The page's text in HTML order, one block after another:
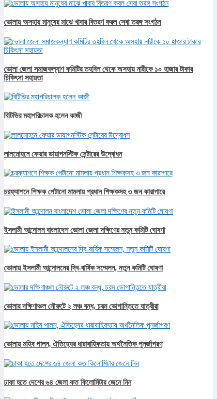
ভোলায় অসহায় মানুষের মাঝে খাবার বিতরণ করল সেবা তরঙ্গ সংগঠন
ভোলা জেলা সমাজকল্যাণ কমিটির তহবিল থেকে অসহায় নারীকে ১০ হাজার টাকার
চিকিৎসা সহায়তা
বিটিভির মহাপরিচালক হলেন কাজী
লালমোহনে ফেয়ার ডায়াগনস্টিক সেন্টারের উদ্বোধন
চরফ্যাশনে শিক্ষক পেটানো মামলায় প্রধান শিক্ষকসহ ৩ জন কারাগারে
ইসলামী আন্দোলন বাংলাদেশ ভোলা জেলা দক্ষিণের নতুন কমিটি ঘোষণা
ভোলায় ইসলামী আন্দোলনের দ্বি-বার্ষিক সম্মেলন, নতুন কমিটি ঘোষণা
ভোলার দক্ষিণাঞ্চল নৌরুটে ২ লঞ্চ বন্ধ, চরম ভোগান্তিতে যাত্রীরা
ভোলায় মহিষ পালন, ঐতিহ্যের ধারাবাহিকতায় অর্থনৈতিক পুনর্জাগরণ
ঢাকা হতে দেশের ৬৪ জেলা কত কিলোমিটার জেনে নিন